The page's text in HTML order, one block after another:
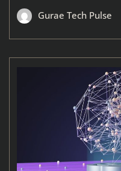
Gurae Tech Pulse